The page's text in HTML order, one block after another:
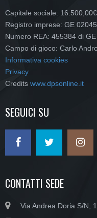
Capitale sociale: 16.500,00€
Registro imprese: GE
Numero REA: 455384 di GE
Campo di gioco: Carlo
Informativa cookies
Privacy
Credits www.dpsonline.it
SEGUICI SU
CONTATTI SEDE
Via Andrea Doria S/N,